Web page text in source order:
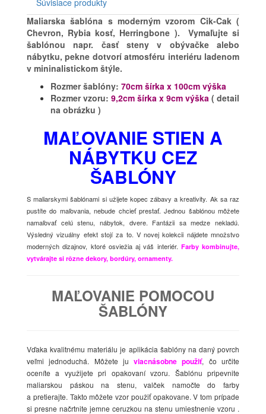
Maliarska šablóna s moderným vzorom Cik-Cak (
Chevron, Rybia kosť, Herringbone ).
Vymaľujte si
šablónou napr. časť steny v obývačke alebo
nábytku, pekne dotvorí atmosféru interiéru ladenom
v mininalistickom štýle.
Rozmer šablóny: 70cm šírka x 100cm výška
Rozmer vzoru: 9,2cm šírka x 9cm výška ( detail
na obrázku )
MAĽOVANIE STIEN A
NÁBYTKU CEZ
ŠABLÓNY
S maliarskymi šablónami si užijete kopec zábavy a kreativity. Ak sa raz
pustíte do maľovania, nebude chcieť prestať. Jednou šablónou môžete
namaľovať celú stenu, nábytok, dvere. Fantázii sa medze nekladú.
Výsledný vizuálny efekt stojí za to. V novej kolekcii nájdete množstvo
moderných dizajnov, ktoré osviežia aj váš interiér. Farby kombinujte,
vytvárajte si rôzne dekory, bordúry, ornamenty.
MAĽOVANIE POMOCOU
ŠABLÓNY
Vďaka kvalitnému materiálu je aplikácia šablóny na daný povrch
veľmi jednoduchá. Môžete juviacnásobne použiť, čo určite
oceníte a využijete pri opakovaní vzoru. Šablónu pripevnite
maliarskou páskou na stenu, valček namočte do farby
a pretierajte. Takto môžete vzor použiť opakovane. V tom prípade
si presne načrtnite jemne ceruzkou na stenu umiestnenie vzoru .